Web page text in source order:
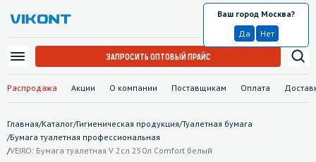
Распродажа Акции О компании Поставщикам Оплата
Москва
Ваш город Москва?
Да
Нет
ЗАПРОСИТЬ ОПТОВЫЙ ПРАЙС
Главная/Каталог/Гигиеническая продукция/Туалетная бумага
/Бумага туалетная профессиональная
/VEIRO: Бумага туалетная V 2сл 250л Comfort белый